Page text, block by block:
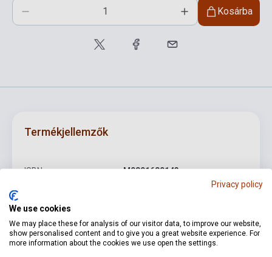
Kosárba
Termékjellemzők
ISBN M0801680143
Oldalszám
Kötés Puhakötés
Privacy policy
We use cookies
We may place these for analysis of our visitor data, to improve our website,
show personalised content and to give you a great website experience. For
more information about the cookies we use open the settings.